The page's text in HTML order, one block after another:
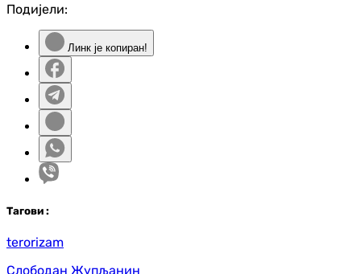
Подијели:
Линк је копиран!
Тагови :
terorizam
Слободан Жупљанин